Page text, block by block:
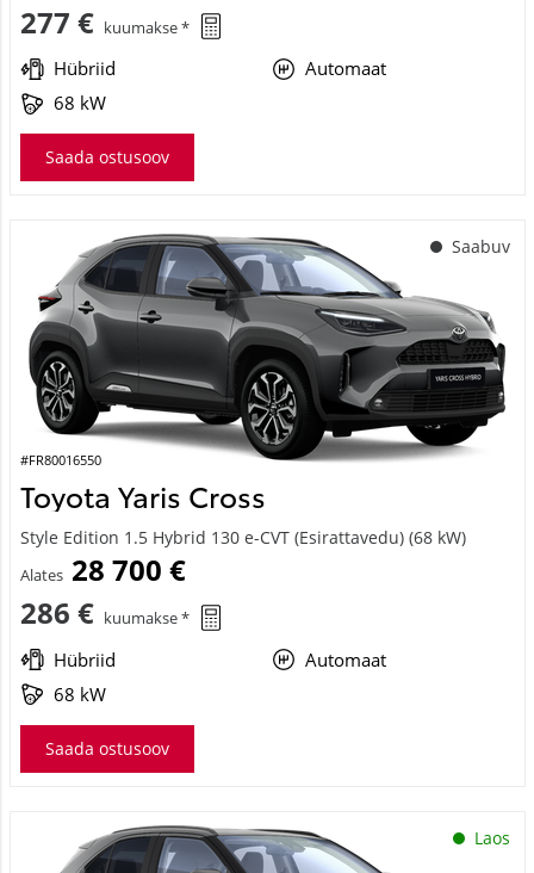
277 € kuumakse *
Hübriid
Automaat
68 kW
Saada ostusoov
Saabuv
#FR80016550
Toyota Yaris Cross
Style Edition 1.5 Hybrid 130 e-CVT (Esirattavedu) (68 kW)
Alates 28 700 €
286 € kuumakse *
Hübriid
Automaat
68 kW
Saada ostusoov
Laos